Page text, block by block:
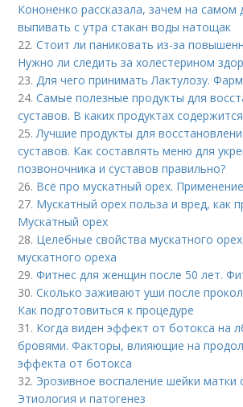
Кононенко рассказала, зачем на самом
выпивать с утра стакан воды натощак
22.Стоит ли паниковать из-за
Нужно ли следить за холестерином
23.Для чего принимать Лактулозу.
24.Самые полезные продукты для
суставов. В каких продуктах
25.Лучшие продукты для
суставов. Как составлять меню для
позвоночника и суставов правильно?
26. Всё про мускатный орех.
27. Мускатный орех польза и вред, как
Мускатный орех
28. Целебные свойства мускатного
мускатного ореха
29.Фитнес для женщин после 50 лет.
30.Сколько заживают уши после
Как подготовиться к процедуре
31. Когда виден эффект от ботокса на
бровями. Факторы, влияющие на
эффекта от ботокса
32. Эрозивное воспаление шейки матки
Этиология и патогенез